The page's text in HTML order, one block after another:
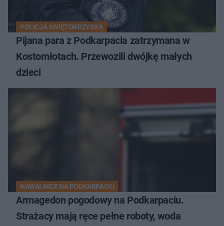
POLICJA ŚWIĘTOKRZYSKA
Pijana para z Podkarpacia zatrzymana w
Kostomłotach. Przewozili dwójkę małych
dzieci
NAWAŁNICE NA PODKARPACIU
Armagedon pogodowy na Podkarpaciu.
Strażacy mają ręce pełne roboty, woda